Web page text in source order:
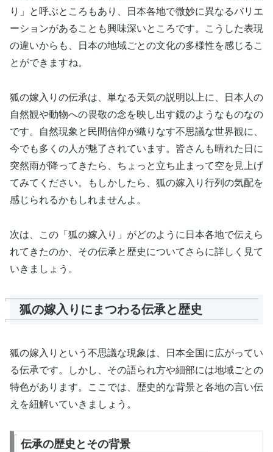
り」と呼ぶところもあり、日本各地で微妙に異なるバリエ
ーションがあることも興味深いところです。こうした表現
の違いからも、日本の地域ごとの文化の多様性を感じるこ
とができますね。
狐の嫁入りの伝承は、単なる天気の説明以上に、日本人の
自然観や動物への畏敬の念を映し出す鏡のようなものなの
です。自然現象と民間信仰が織りなす不思議な世界観に、
今でも多くの人が魅了されています。皆さんも晴れた日に
突然雨が降ってきたら、ちょっと立ち止まって空を見上げ
てみてください。もしかしたら、狐の嫁入り行列の気配を
感じられるかもしれませんよ。
次は、この「狐の嫁入り」がどのように日本各地で伝えら
れてきたのか、その伝承と歴史についてさらに詳しく見て
いきましょう。
狐の嫁入りにまつわる伝承と歴史
狐の嫁入りという不思議な現象は、日本全国に広がってい
る伝承です。しかし、その語られ方や細部には地域ごとの
特色があります。ここでは、歴史的な背景と各地の言い伝
えを紐解いていきましょう。
伝承の歴史とその背景